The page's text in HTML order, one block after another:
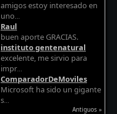
amigos estoy interesado en
uno...
Raul
buen aporte GRACIAS.
instituto gentenatural
excelente, me sirvio para
impr...
ComparadorDeMoviles
Microsoft ha sido un gigante
s...
Antiguos »